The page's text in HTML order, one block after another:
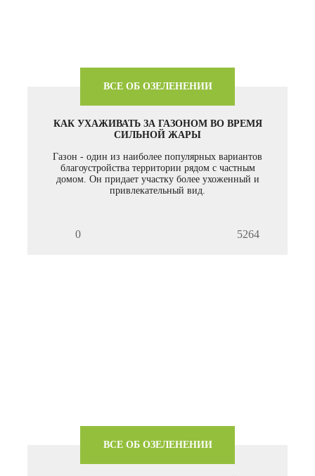
ВСЕ ОБ ОЗЕЛЕНЕНИИ
КАК УХАЖИВАТЬ ЗА ГАЗОНОМ ВО ВРЕМЯ
СИЛЬНОЙ ЖАРЫ
Газон - один из наиболее популярных вариантов
благоустройства территории рядом с частным
домом. Он придает участку более ухоженный и
привлекательный вид.
0 5264
ВСЕ ОБ ОЗЕЛЕНЕНИИ